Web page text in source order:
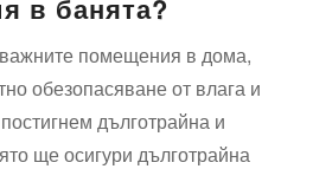
в банята?
помещения в дома,
обезопасяване от влага и
дълготрайна ‍и
ще осигури дълготрайна